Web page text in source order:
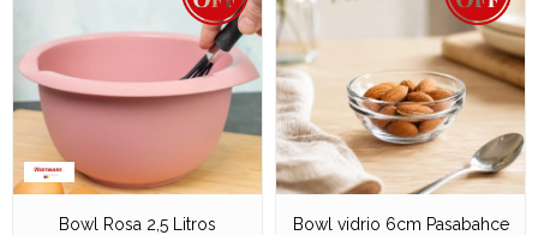
Bowl Rosa 2,5 Litros Bowl vidrio 6cm Pasabahce